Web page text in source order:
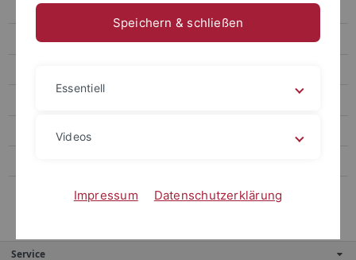
Ebene 4.6
Ebene 4.7
Ebene 3.5
Service
Speichern & schließen
Essentiell
Videos
Impressum Datenschutzerklärung